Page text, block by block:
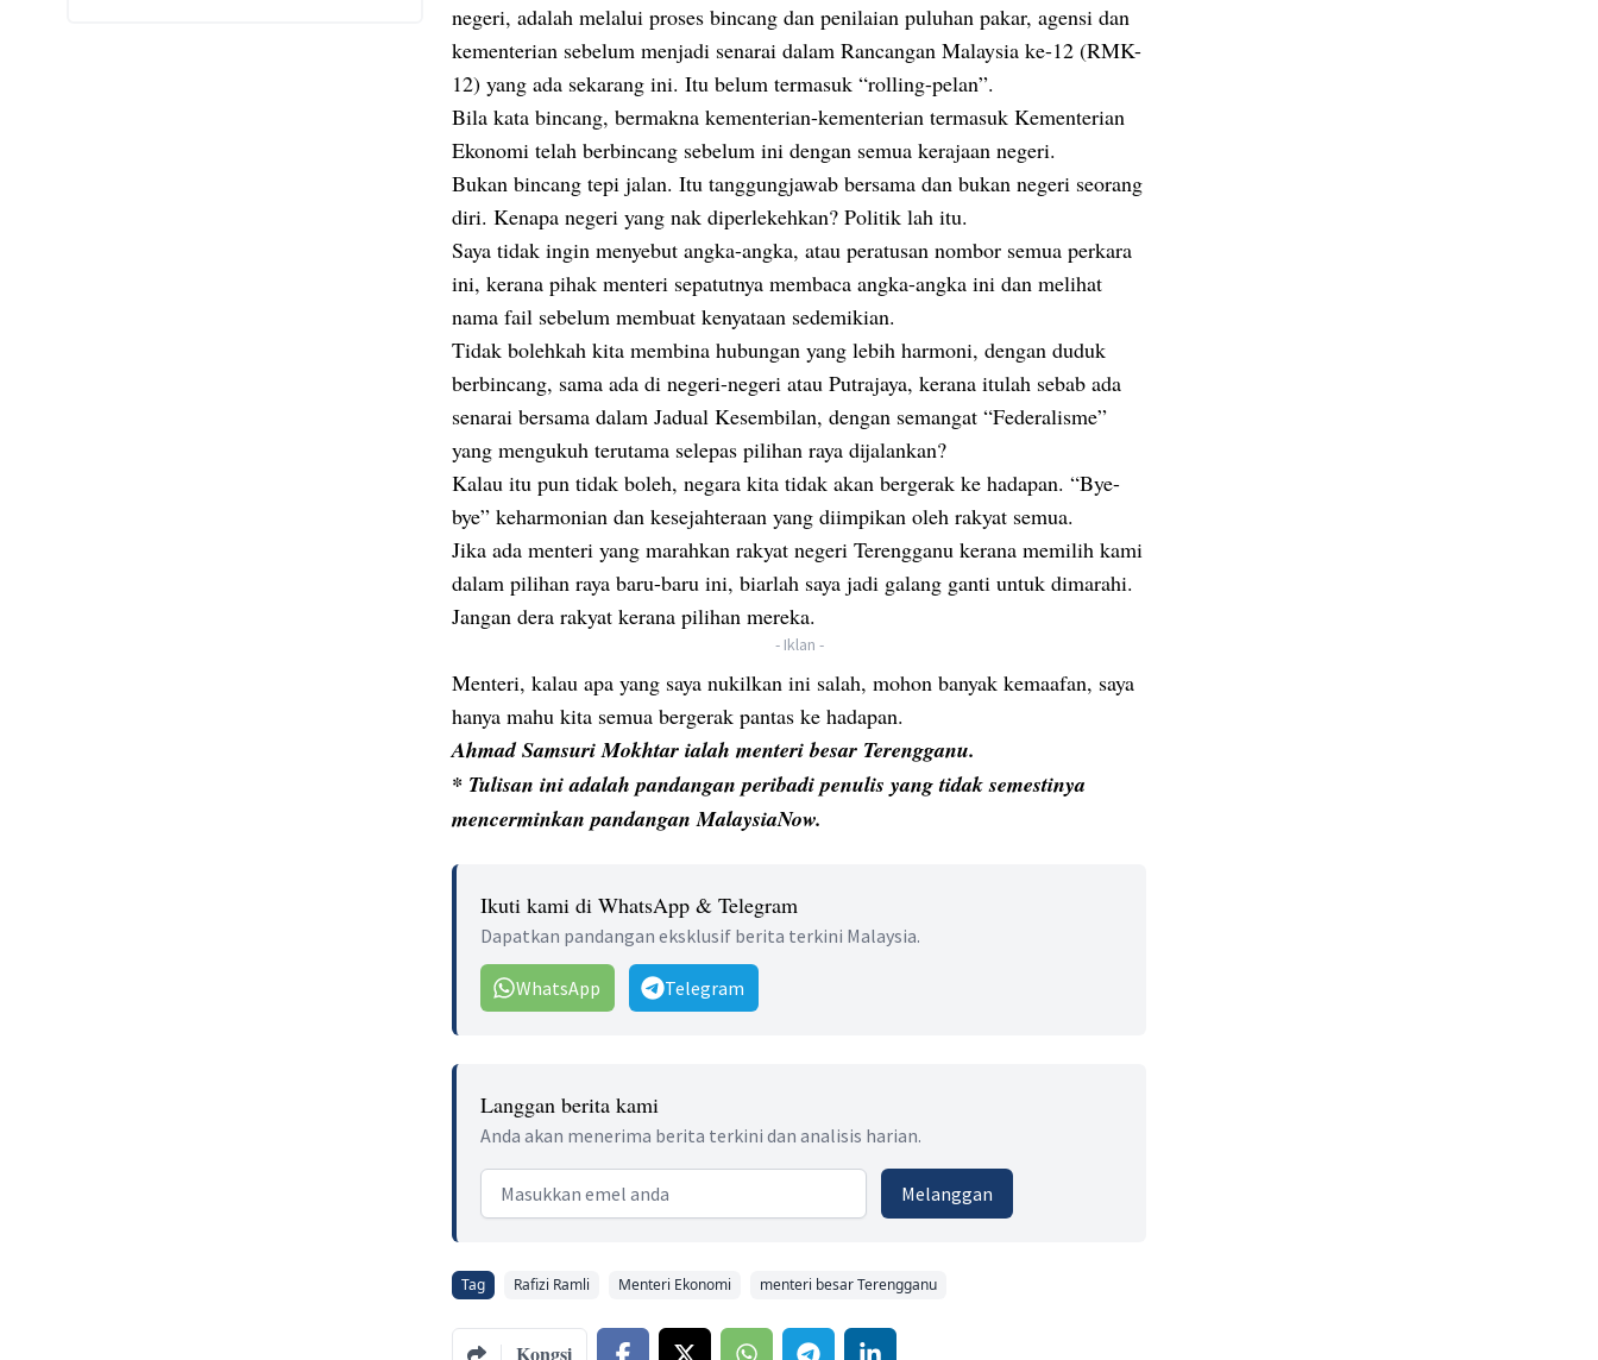
negeri, adalah melalui proses bincang dan penilaian puluhan pakar, agensi dan
kementerian sebelum menjadi senarai dalam Rancangan Malaysia ke-12 (RMK-
12) yang ada sekarang ini. Itu belum termasuk “rolling-pelan”.
Bila kata bincang, bermakna kementerian-kementerian termasuk Kementerian
Ekonomi telah berbincang sebelum ini dengan semua kerajaan negeri.
Bukan bincang tepi jalan. Itu tanggungjawab bersama dan bukan negeri seorang
diri. Kenapa negeri yang nak diperlekehkan? Politik lah itu.
Saya tidak ingin menyebut angka-angka, atau peratusan nombor semua perkara
ini, kerana pihak menteri sepatutnya membaca angka-angka ini dan melihat
nama fail sebelum membuat kenyataan sedemikian.
Tidak bolehkah kita membina hubungan yang lebih harmoni, dengan duduk
berbincang, sama ada di negeri-negeri atau Putrajaya, kerana itulah sebab ada
senarai bersama dalam Jadual Kesembilan, dengan semangat “Federalisme”
yang mengukuh terutama selepas pilihan raya dijalankan?
Kalau itu pun tidak boleh, negara kita tidak akan bergerak ke hadapan. “Bye-
bye” keharmonian dan kesejahteraan yang diimpikan oleh rakyat semua.
Jika ada menteri yang marahkan rakyat negeri Terengganu kerana memilih kami
dalam pilihan raya baru-baru ini, biarlah saya jadi galang ganti untuk dimarahi.
Jangan dera rakyat kerana pilihan mereka.
- Iklan -
Menteri, kalau apa yang saya nukilkan ini salah, mohon banyak kemaafan, saya
hanya mahu kita semua bergerak pantas ke hadapan.
Ahmad Samsuri Mokhtar ialah menteri besar Terengganu.
* Tulisan ini adalah pandangan peribadi penulis yang tidak semestinya
mencerminkan pandangan MalaysiaNow.
Ikuti kami di WhatsApp & Telegram
Dapatkan pandangan eksklusif berita terkini Malaysia.
WhatsApp Telegram
Langgan berita kami
Anda akan menerima berita terkini dan analisis harian.
Email address Melanggan
Tag Rafizi Ramli Menteri Ekonomi menteri besar Terengganu
Kongsi